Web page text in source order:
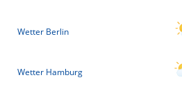
Wetter Berlin
Wetter Hamburg